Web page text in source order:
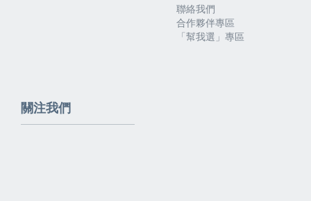
聯絡我們
合作夥伴專區
「幫我選」專區
關注我們